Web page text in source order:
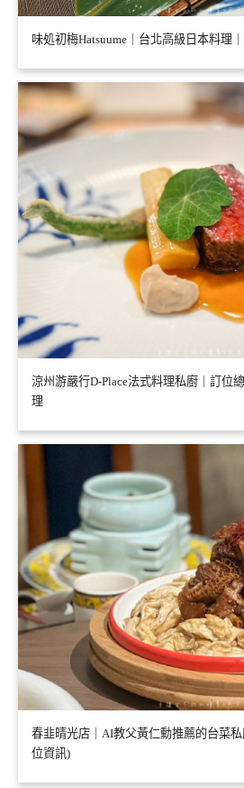
味処初梅Hatsuume｜台北高級日本料理
涼州游嚴行D-Place法式料理私廚｜訂位
理
春韭晴光店｜AI教父黃仁勳推薦的台菜私
位資訊)